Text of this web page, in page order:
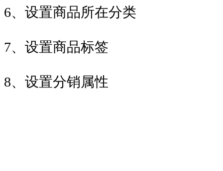
6、设置商品所在分类
7、设置商品标签
8、设置分销属性